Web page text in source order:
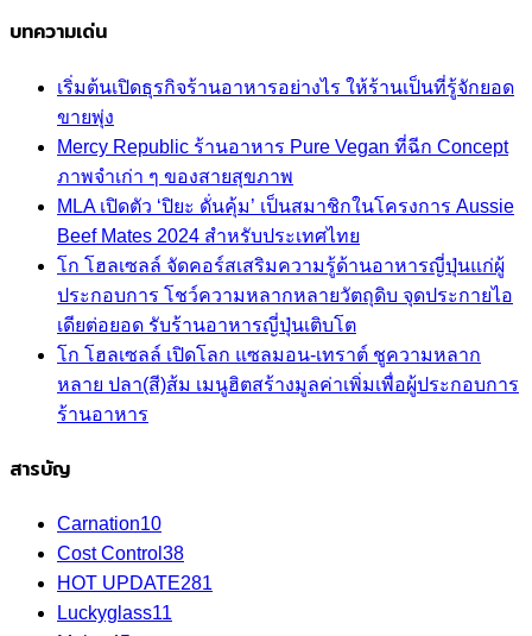
บทความเด่น
เริ่มต้นเปิดธุรกิจร้านอาหารอย่างไร ให้ร้านเป็นที่รู้จักยอด
ขายพุ่ง
Mercy Republic ร้านอาหาร Pure Vegan ที่ฉีก Concept
ภาพจำเก่า ๆ ของสายสุขภาพ
MLA เปิดตัว ‘ปิยะ ดั่นคุ้ม’ เป็นสมาชิกในโครงการ Aussie
Beef Mates 2024 สำหรับประเทศไทย
โก โฮลเซลล์ จัดคอร์สเสริมความรู้ด้านอาหารญี่ปุ่นแก่ผู้
ประกอบการ โชว์ความหลากหลายวัตถุดิบ จุดประกายไอ
เดียต่อยอด รับร้านอาหารญี่ปุ่นเติบโต
โก โฮลเซลล์ เปิดโลก แซลมอน-เทราต์ ชูความหลาก
หลาย ปลา(สี)ส้ม เมนูฮิตสร้างมูลค่าเพิ่มเพื่อผู้ประกอบการ
ร้านอาหาร
สารบัญ
Carnation10
Cost Control 38
HOT UPDATE281
Luckyglass11